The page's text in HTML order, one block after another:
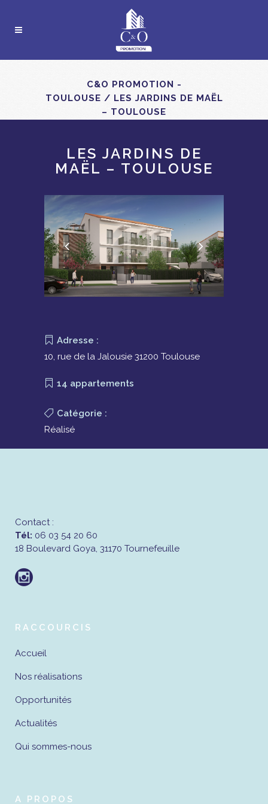
C&O PROMOTION -
TOULOUSE / LES JARDINS DE MAËL
– TOULOUSE
LES JARDINS DE
MAËL – TOULOUSE
Adresse :
10, rue de la Jalousie 31200 Toulouse
14 appartements
Catégorie :
Réalisé
Contact :
Tél: 06 03 54 20 60
18 Boulevard Goya, 31170 Tournefeuille
RACCOURCIS
Accueil
Nos réalisations
Opportunités
Actualités
Qui sommes-nous
A PROPOS